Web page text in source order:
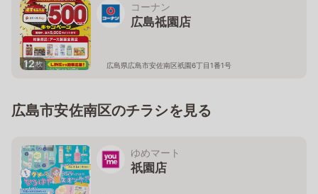
12枚
コーナン
広島祗園店
広島県広島市安佐南区祇園6丁目1番1号
広島市安佐南区のチラシを見る
ゆめマート
祇園店